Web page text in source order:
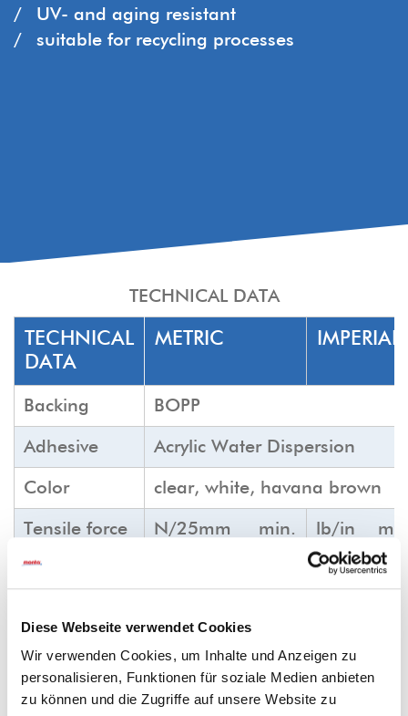
Diese Webseite verwendet Cookies
Wir verwenden Cookies, um Inhalte und Anzeigen zu
personalisieren, Funktionen für soziale Medien anbieten
zu können und die Zugriffe auf unsere Website zu
UV- and aging resistant
suitable for recycling processes
TECHNICAL DATA
TECHNICAL
DATA
METRIC IMPERIAL
Backing BOPP
Adhesive Acrylic Water Dispersion
Color clear, white, havana brown
Tensile force
N/25mm
min.
40.2
lb/in
23
Espesor del
soporte
µ
Adhesive
cN/25mm
550
oz/in